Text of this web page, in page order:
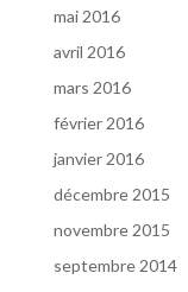
mai 2016
avril 2016
mars 2016
février 2016
janvier 2016
décembre 2015
novembre 2015
septembre 2014